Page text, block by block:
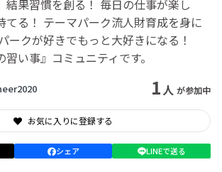
結果習慣を創る！ 毎日の仕事が楽し
てる！ テーマパーク流人財育成を身に
ークが好きでもっと大好きになる！
習い事』コミュニティです。
1人 が参加中
お気に入りに登録する
シェア LINEで送る